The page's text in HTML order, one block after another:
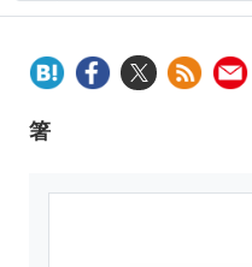
箸